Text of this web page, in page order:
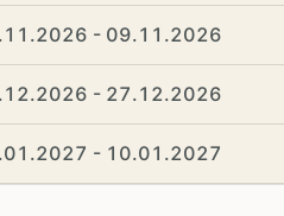
- 09.11.2026
- 27.12.2026
- 10.01.2027